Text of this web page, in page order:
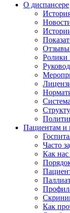
О диспансере
Отзывы
Ролики
Пациентам и
Часто
Как
Как